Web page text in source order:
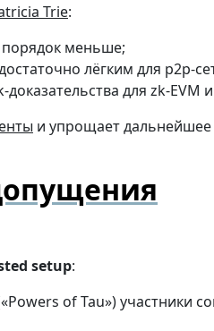
Trie:
меньше;
лёгким для p2p-
для zk-EVM
и упрощает дальнейшее
setup:
of Tau») участники